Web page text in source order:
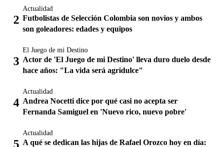
Actualidad
Futbolistas de Selección Colombia son novios y ambos
son goleadores: edades y equipos
El Juego de mi Destino
Actor de 'El Juego de mi Destino' lleva duro duelo desde
hace años: "La vida será agridulce"
Actualidad
Andrea Nocetti dice por qué casi no acepta ser
Fernanda Samiguel en 'Nuevo rico, nuevo pobre'
Actualidad
A qué se dedican las hijas de Rafael Orozco hoy en día: